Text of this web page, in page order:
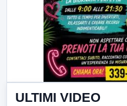
ULTIMI VIDEO